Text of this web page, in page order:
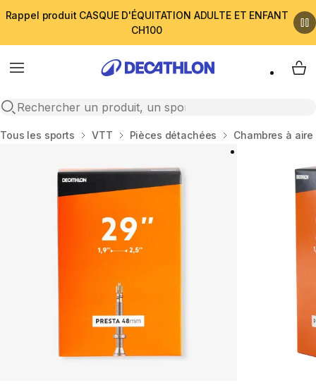
Rappel produit CASQUE D'ÉQUITATION ADULTE ET ENFANT
CH100
Menu
Open search
My
Accueil
Tous les sports VTT Pièces détachées Chambres à aire